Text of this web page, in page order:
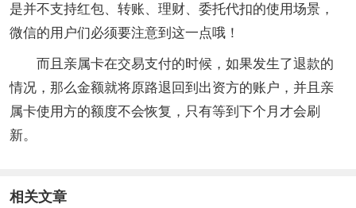
是并不支持红包、转账、理财、委托代扣的使用场景，
微信的用户们必须要注意到这一点哦！
而且亲属卡在交易支付的时候，如果发生了退款的
情况，那么金额就将原路退回到出资方的账户，并且亲
属卡使用方的额度不会恢复，只有等到下个月才会刷
新。
相关文章